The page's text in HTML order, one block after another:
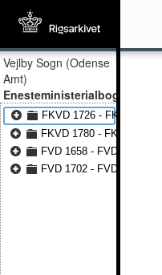
Vejlby Sogn (Odense
Amt)
Enesteministerialbog
FKVD 1726 - FKVD 1779
FKVD 1780 - FKVD 1814
FVD 1658 - FVD 1701
FVD 1702 - FVD 1726